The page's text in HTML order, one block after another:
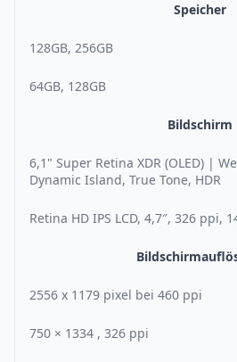
Speicher
128GB, 256GB
64GB, 128GB
Bildschirm
6,1" Super Retina XDR (OLED) |
Dynamic Island, True Tone, HDR
Retina HD IPS LCD, 4,7″, 326 ppi,
2556 x 1179 pixel bei 460 ppi
750 × 1334 , 326 ppi